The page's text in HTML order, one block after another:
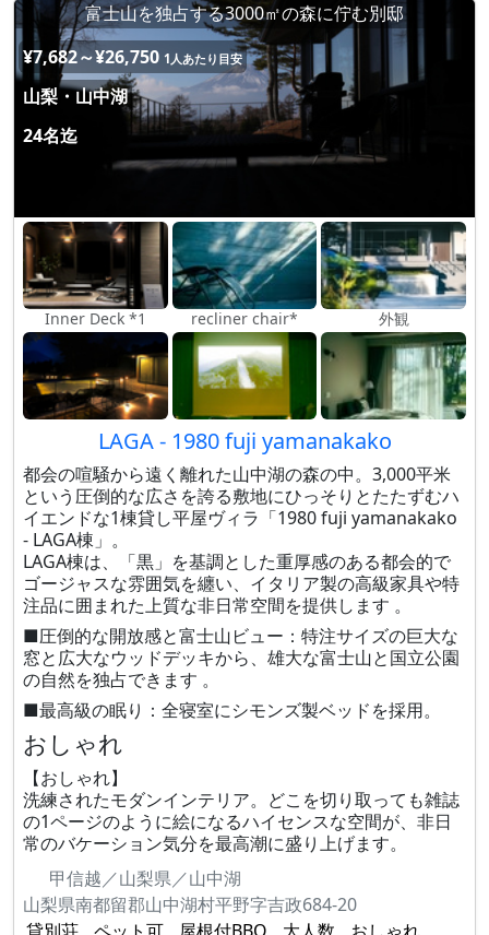
富士山を独占する3000㎡の森に佇む別邸
¥7,682～¥26,750 1人あたり目安
山梨・山中湖
24名迄
Inner Deck *1 recliner chair* 外観
LAGA - 1980 fuji yamanakako
都会の喧騒から遠く離れた山中湖の森の中。3,000平米
という圧倒的な広さを誇る敷地にひっそりとたたずむハ
イエンドな1棟貸し平屋ヴィラ「1980 fuji yamanakako
- LAGA棟」。
LAGA棟は、「黒」を基調とした重厚感のある都会的で
ゴージャスな雰囲気を纏い、イタリア製の高級家具や特
注品に囲まれた上質な非日常空間を提供します 。
■圧倒的な開放感と富士山ビュー：特注サイズの巨大な
窓と広大なウッドデッキから、雄大な富士山と国立公園
の自然を独占できます 。
■最高級の眠り：全寝室にシモンズ製ベッドを採用。
おしゃれ
【おしゃれ】
洗練されたモダンインテリア。どこを切り取っても雑誌
の1ページのように絵になるハイセンスな空間が、非日
常のバケーション気分を最高潮に盛り上げます。
甲信越／山梨県／山中湖
山梨県南都留郡山中湖村平野字吉政684-20